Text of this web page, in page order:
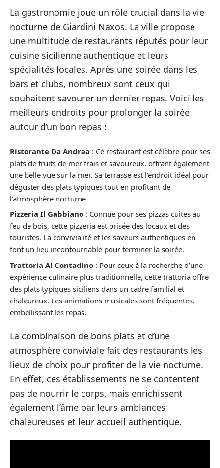
La gastronomie joue un rôle crucial dans la vie
nocturne de Giardini Naxos. La ville propose
une multitude de restaurants réputés pour leur
cuisine sicilienne authentique et leurs
spécialités locales. Après une soirée dans les
bars et clubs, nombreux sont ceux qui
souhaitent savourer un dernier repas. Voici les
meilleurs endroits pour prolonger la soirée
autour d’un bon repas :
Ristorante Da Andrea : Ce restaurant est célèbre pour ses
plats de fruits de mer frais et savoureux, offrant également
une belle vue sur la mer. Sa terrasse est l’endroit idéal pour
déguster des plats typiques tout en profitant de
l’atmosphère nocturne.
Pizzeria Il Gabbiano : Connue pour ses pizzas cuites au
feu de bois, cette pizzeria est prisée des locaux et des
touristes. La convivialité et les saveurs authentiques en
font un lieu incontournable pour terminer la soirée.
Trattoria Al Contadino : Pour ceux à la recherche d’une
expérience culinaire plus traditionnelle, cette trattoria offre
des plats typiques siciliens dans un cadre familial et
chaleureux. Les animations musicales sont fréquentes,
embellissant les repas.
La combinaison de bons plats et d’une
atmosphère conviviale fait des restaurants les
lieux de choix pour profiter de la vie nocturne.
En effet, ces établissements ne se contentent
pas de nourrir le corps, mais enrichissent
également l’âme par leurs ambiances
chaleureuses et leur accueil authentique.